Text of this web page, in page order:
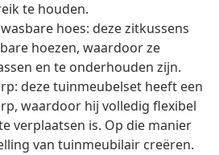
te houden.
hoes: deze zitkussens
hoezen, waardoor ze
en te onderhouden zijn.
deze tuinmeubelset heeft een
waardoor hij volledig flexibel
verplaatsen is. Op die manier
van tuinmeubilair creëren.